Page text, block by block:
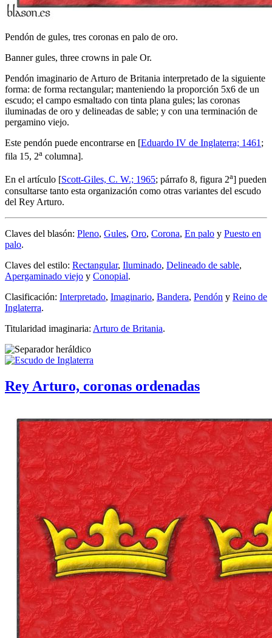
Pendón de gules, tres coronas en palo de oro.
Banner gules, three crowns in pale Or.
Pendón imaginario de Arturo de Britania interpretado de la siguiente
forma: de forma rectangular; manteniendo la proporción 5x6 de un
escudo; el campo esmaltado con tinta plana gules; las coronas
iluminadas de oro y delineadas de sable; y con una terminación de
pergamino viejo.
Este pendón puede encontrarse en [Eduardo IV de Inglaterra; 1461 ;
fila 15, 2a columna].
En el artículo [Scott-Giles, C. W.; 1965; párrafo 8, figura 2a] pueden
consultarse tanto esta organización como otras variantes del escudo
del Rey Arturo.
Claves del blasón: Pleno, Gules, Oro, Corona, En palo y Puesto en
palo.
Claves del estilo: Rectangular, Iluminado, Delineado de sable,
Apergaminado viejo y Conopial.
Clasificación: Interpretado, Imaginario, Bandera, Pendón y Reino de
Inglaterra.
Titularidad imaginaria: Arturo de Britania.
Rey Arturo, coronas ordenadas